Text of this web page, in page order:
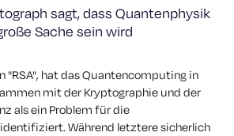
sagt, dass Quantenphysik
Sache sein wird
"RSA", hat das Quantencomputing in
mit der Kryptographie und der
als ein Problem für die
Während letztere sicherlich